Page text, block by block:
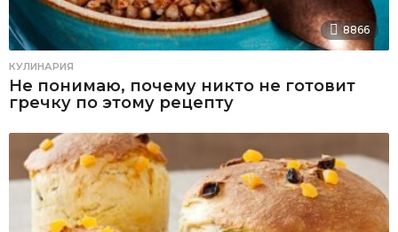
8866
КУЛИНАРИЯ
Не понимаю, почему никто не готовит
гречку по этому рецепту